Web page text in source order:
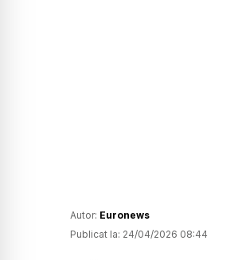
Autor: Euronews
Publicat la: 24/04/2026 08:44